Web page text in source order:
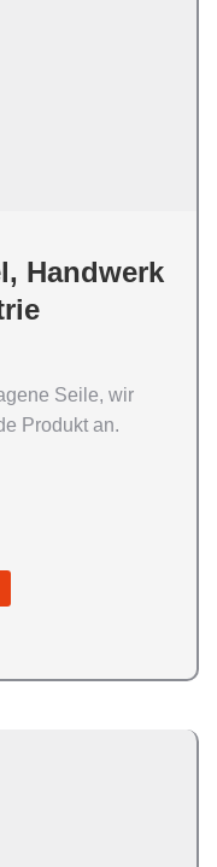
Handwerk
Seile, wir
Produkt an.